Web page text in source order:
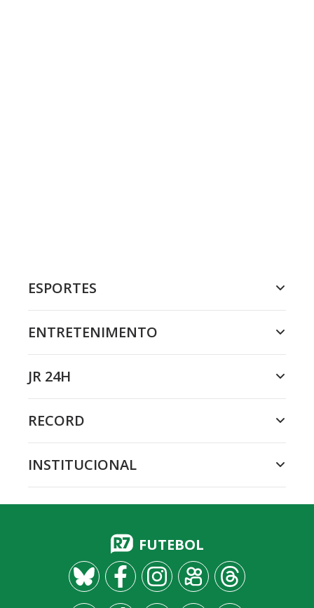
ESPORTES
ENTRETENIMENTO
JR 24H
RECORD
INSTITUCIONAL
FUTEBOL